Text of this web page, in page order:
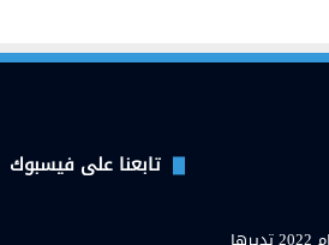
تابعنا على فيسبوك